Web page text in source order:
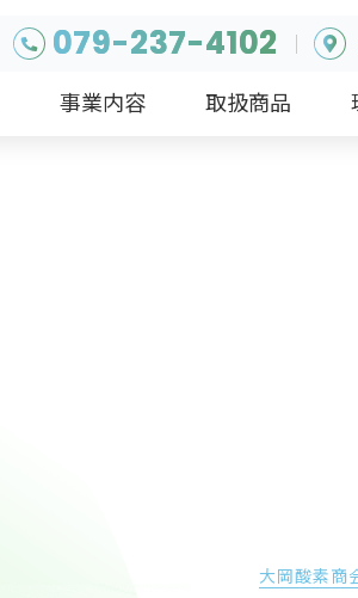
079-237-4102
事業内容 取扱商品
大岡酸素商